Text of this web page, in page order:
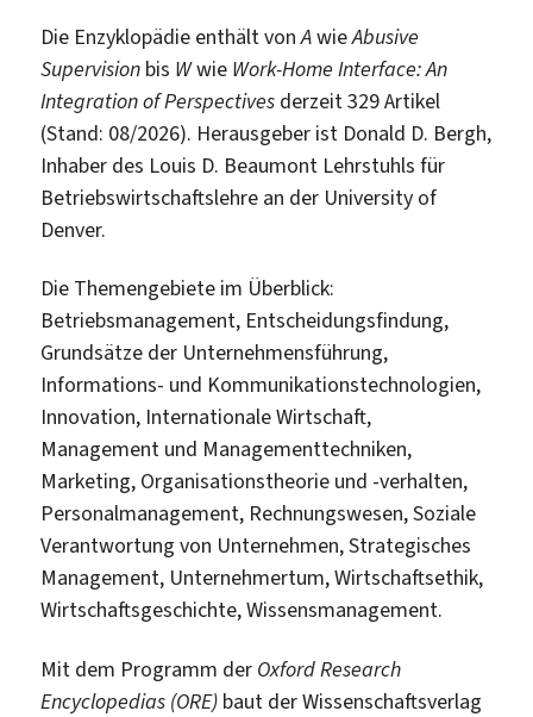
Die Enzyklopädie enthält vonAwieAbusive
Supervision bis Wwie Work-Home Interface: An
Integration of Perspectives derzeit 329 Artikel
(Stand: 08/2026). Herausgeber ist Donald D. Bergh,
Inhaber des Louis D. Beaumont Lehrstuhls für
Betriebswirtschaftslehre an der University of
Denver.
Die Themengebiete im Überblick:
Betriebsmanagement, Entscheidungsfindung,
Grundsätze der Unternehmensführung,
Informations- und Kommunikationstechnologien,
Innovation, Internationale Wirtschaft,
Management und Managementtechniken,
Marketing, Organisationstheorie und -verhalten,
Personalmanagement, Rechnungswesen, Soziale
Verantwortung von Unternehmen, Strategisches
Management, Unternehmertum, Wirtschaftsethik,
Wirtschaftsgeschichte, Wissensmanagement.
Mit dem Programm der Oxford Research
Encyclopedias (ORE) baut der Wissenschaftsverlag